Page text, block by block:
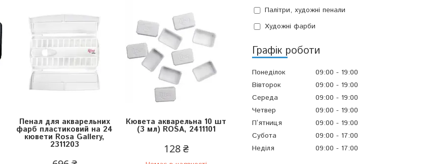
Палітри, художні пенали
Художні фарби
Графік роботи
Понеділок 09:00
19:00
Вівторок
09:00
19:00
Середа
09:00
19:00
Четвер
09:00
19:00
Пʼятниця
09:00
19:00
Субота
09:00
17:00
Неділя
09:00 17:00
Пенал для акварельних
фарб пластиковий на 24
кювети Rosa Gallery,
2311203
Кювета акварельна 10 шт
(3 мл) ROSA, 2411101
128 ₴